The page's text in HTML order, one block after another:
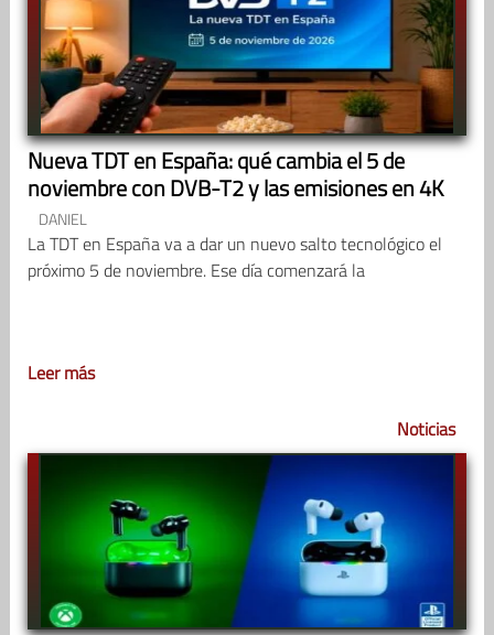
Nueva TDT en España: qué cambia el 5 de
noviembre con DVB-T2 y las emisiones en 4K
DANIEL
La TDT en España va a dar un nuevo salto tecnológico el
próximo 5 de noviembre. Ese día comenzará la
Leer más
Noticias